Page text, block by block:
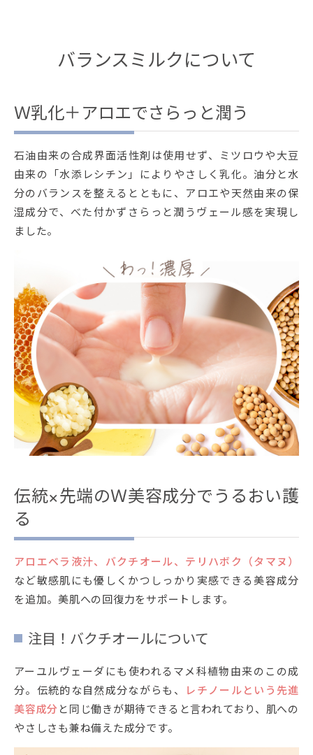
バランスミルクについて
Ｗ乳化＋アロエでさらっと潤う
石油由来の合成界面活性剤は使用せず、ミツロウや大豆
由来の「水添レシチン」によりやさしく乳化。油分と水
分のバランスを整えるとともに、アロエや天然由来の保
湿成分で、べた付かずさらっと潤うヴェール感を実現し
ました。
伝統×先端のＷ美容成分でうるおい護
る
アロエベラ液汁、バクチオール、テリハボク（タマヌ）
など敏感肌にも優しくかつしっかり実感できる美容成分
を追加。美肌への回復力をサポートします。
注目！バクチオールについて
アーユルヴェーダにも使われるマメ科植物由来のこの成
分。伝統的な自然成分ながらも、
レチノールという先進
美容成分 と同じ働きが期待できると言われており、肌への
やさしさも兼ね備えた成分です。